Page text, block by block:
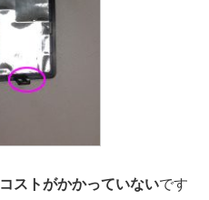
コストがかかっていないです